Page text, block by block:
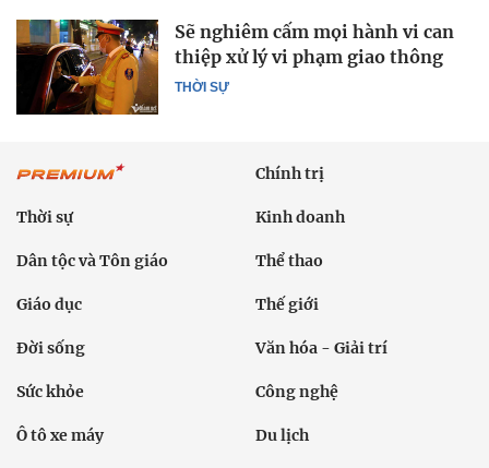
THỜI SỰ
Sẽ nghiêm cấm mọi hành vi can
thiệp xử lý vi phạm giao thông
Chính trị
Thời sự Kinh doanh
Dân tộc và Tôn giáo Thể thao
Giáo dục Thế giới
Đời sống Văn hóa - Giải trí
Sức khỏe Công nghệ
Ô tô xe máy Du lịch